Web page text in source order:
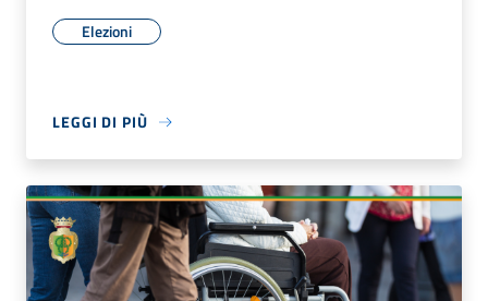
Elezioni
LEGGI DI PIÙ